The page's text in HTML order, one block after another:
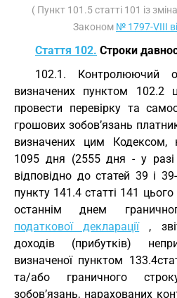
( Пункт 101.5 статті 101 із
Законом № 1797-VIII
Стаття 102. Строки
102.1. Контролюючий
визначених пунктом 102.2
провести перевірку та
грошових зобов’язань
визначених цим Кодексом,
1095 дня (2555 дня - у разі
відповідно до статей 39 і
пункту 141.4 статті 141
останнім днем
податкової декларації,
доходів (прибутків)
визначеної пунктом
та/або граничного
зобов’язань, нарахованих